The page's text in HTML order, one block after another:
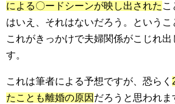
による〇ードシーンが映し出された こ
はいえ、それはないだろう。というこ
これがきっかけで夫婦関係がこじれ出
す。
これは筆者による予想ですが、恐らく
たことも離婚の原因 だろうと思われま